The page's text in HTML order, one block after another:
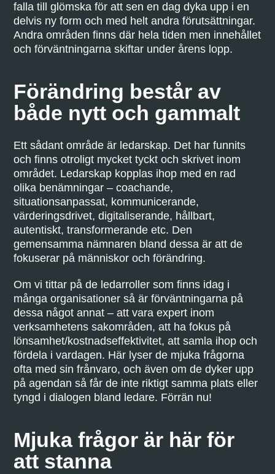
falla till glömska för att sen en dag dyka upp i en
delvis ny form och med helt andra förutsättningar.
Andra områden finns där hela tiden men innehållet
och förväntningarna skiftar under årens lopp.
Förändring består av
både nytt och gammalt
Ett sådant område är ledarskap. Det har funnits
och finns otroligt mycket tyckt och skrivet inom
området. Ledarskap kopplas ihop med en rad
olika benämningar – coachande,
situationsanpassat, kommunicerande,
värderingsdrivet, digitaliserande, hållbart,
autentiskt, transformerande etc. Den
gemensamma nämnaren bland dessa är att de
fokuserar på människor och förändring.
Om vi tittar på de ledarroller som finns idag i
många organisationer så är förväntningarna på
dessa något annat – att vara expert inom
verksamhetens sakområden, att ha fokus på
lönsamhet/kostnadseffektivitet, att samla ihop och
fördela i vardagen. Här lyser de mjuka frågorna
ofta med sin frånvaro, och även om de dyker upp
på agendan så får de inte riktigt samma plats eller
tyngd i dialogen bland ledare. Förrän nu!
Mjuka frågor är här för
att stanna